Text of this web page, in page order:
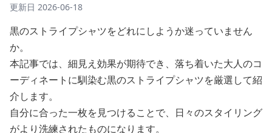
更新日 2026-06-18
黒のストライプシャツをどれにしようか迷っていません
か。
本記事では、細見え効果が期待でき、落ち着いた大人のコ
ーディネートに馴染む黒のストライプシャツを厳選して紹
介します。
自分に合った一枚を見つけることで、日々のスタイリング
がより洗練されたものになります。